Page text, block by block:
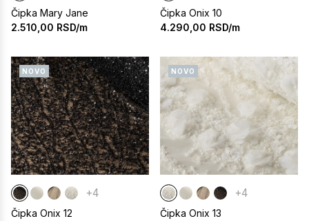
Čipka Mary Jane
2.510,00 RSD/m
Čipka Onix 10
4.290,00 RSD/m
NOVO
+4
Čipka Onix 12
NOVO
+4
Čipka Onix 13